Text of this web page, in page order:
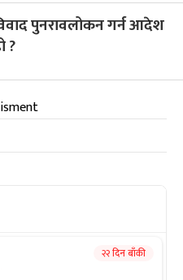
पुनरावलोकन गर्न आदेश
?
२२ दिन बाँकी